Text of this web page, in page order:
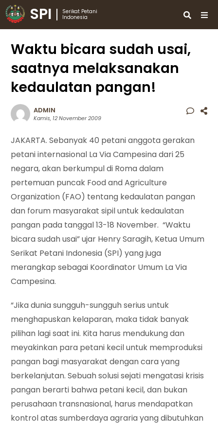
SPI
Serikat Petani
Indonesia
Waktu bicara sudah usai,
saatnya melaksanakan
kedaulatan pangan!
ADMIN
Kamis, 12 November 2009
JAKARTA. Sebanyak 40 petani anggota gerakan
petani internasional La Via Campesina dari 25
negara, akan berkumpul di Roma dalam
pertemuan puncak Food and Agriculture
Organization (FAO) tentang kedaulatan pangan
dan forum masyarakat sipil untuk kedaulatan
pangan pada tanggal 13-18 November. “Waktu
bicara sudah usai” ujar Henry Saragih, Ketua Umum
Serikat Petani Indonesia (SPI) yang juga
merangkap sebagai Koordinator Umum La Via
Campesina.
“Jika dunia sungguh-sungguh serius untuk
menghapuskan kelaparan, maka tidak banyak
pilihan lagi saat ini. Kita harus mendukung dan
meyakinkan para petani kecil untuk memproduksi
pangan bagi masyarakat dengan cara yang
berkelanjutan. Sebuah solusi sejati mengatasi krisis
pangan berarti bahwa petani kecil, dan bukan
perusahaan transnasional, harus mendapatkan
kontrol atas sumberdaya agraria yang dibutuhkan